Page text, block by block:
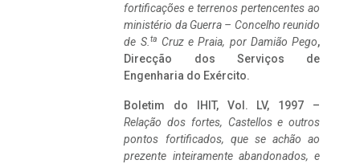
fortificações e terrenos pertencentes ao
ministério da Guerra – Concelho reunido
de S. ta Cruz e Praia, por Damião Pego,
Direcção dos Serviços de
Engenharia do Exército.
Boletim do IHIT, Vol. LV, 1997 –
Relação dos fortes, Castellos e outros
pontos fortificados, que se achão ao
prezente inteiramente abandonados, e